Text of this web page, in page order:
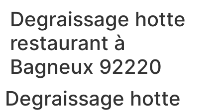
Degraissage hotte
restaurant à
Bagneux 92220
Degraissage hotte